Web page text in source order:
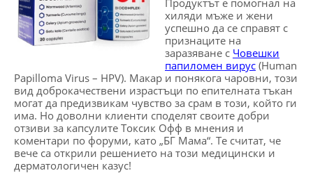
Продуктът е помогнал на
хиляди мъже и жени
успешно да се справят с
признаците на
заразяване с Човешки
папиломен вирус (Human
Papilloma Virus – HPV). Макар и понякога чаровни, този
вид доброкачествени израстъци по епителната тъкан
могат да предизвикам чувство за срам в този, който ги
има. Но доволни клиенти споделят своите добри
отзиви за капсулите Токсик Офф в мнения и
коментари по форуми, като „БГ Мама“. Те считат, че
вече са открили решението на този медицински и
дерматологичен казус!